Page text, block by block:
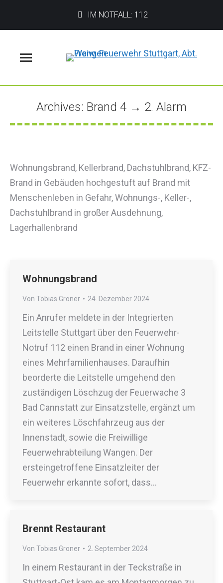
IM NOTFALL: 112
Archives: Brand 4 → 2. Alarm
Sie befinden sich hier:
Wohnungsbrand, Kellerbrand, Dachstuhlbrand, KFZ-
Brand in Gebäuden hochgestuft auf Brand mit
Menschenleben in Gefahr, Wohnungs-, Keller-,
Dachstuhlbrand in großer Ausdehnung,
Lagerhallenbrand
Wohnungsbrand
Von Tobias Groner 24. Dezember 2024
Ein Anrufer meldete in der Integrierten
Leitstelle Stuttgart über den Feuerwehr-
Notruf 112 einen Brand in einer Wohnung
eines Mehrfamilienhauses. Daraufhin
beorderte die Leitstelle umgehend den
zuständigen Löschzug der Feuerwache 3
Bad Cannstatt zur Einsatzstelle, ergänzt um
ein weiteres Löschfahrzeug aus der
Innenstadt, sowie die Freiwillige
Feuerwehrabteilung Wangen. Der
ersteingetroffene Einsatzleiter der
Feuerwehr erkannte sofort, dass…
Brennt Restaurant
Von Tobias Groner 2. September 2024
In einem Restaurant in der Teckstraße in